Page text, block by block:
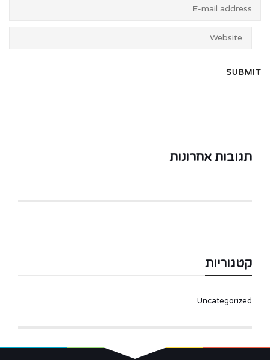
תגובות אחרונות
קטגוריות
Uncategorized